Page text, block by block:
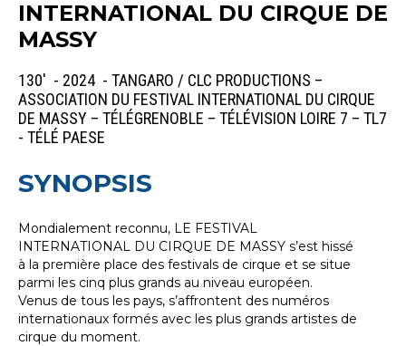
INTERNATIONAL DU CIRQUE DE
MASSY
130' - 2024 - TANGARO / CLC PRODUCTIONS –
ASSOCIATION DU FESTIVAL INTERNATIONAL DU CIRQUE
DE MASSY – TÉLÉGRENOBLE – TÉLÉVISION LOIRE 7 – TL7
- TÉLÉ PAESE
SYNOPSIS
Mondialement reconnu, LE FESTIVAL
INTERNATIONAL DU CIRQUE DE MASSY s’est hissé
à la première place des festivals de cirque et se situe
parmi les cinq plus grands au niveau européen.
Venus de tous les pays, s’affrontent des numéros
internationaux formés avec les plus grands artistes de
cirque du moment.